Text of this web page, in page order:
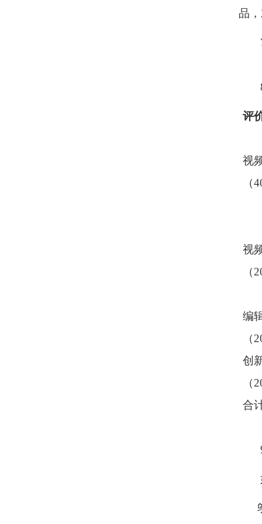
品
评
视
（
视
（
编
（
创
（
合